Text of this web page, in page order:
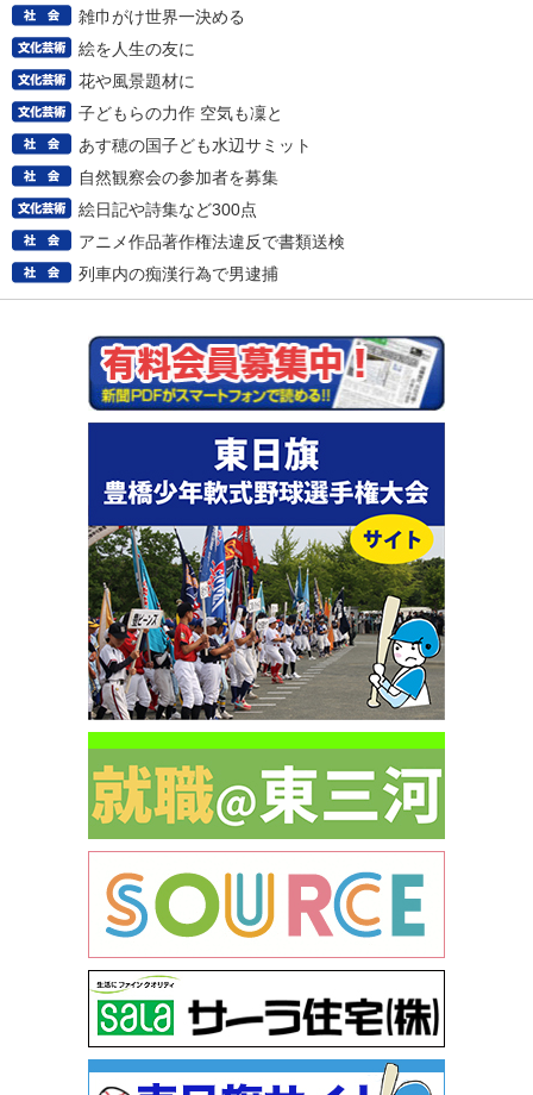
雑巾がけ世界一決める
絵を人生の友に
花や風景題材に
子どもらの力作 空気も凜と
あす穂の国子ども水辺サミット
自然観察会の参加者を募集
絵日記や詩集など300点
アニメ作品著作権法違反で書類送検
列車内の痴漢行為で男逮捕